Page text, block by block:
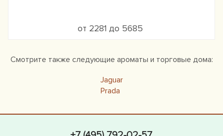
от 2281 до 5685
Смотрите также следующие ароматы и торговые дома:
Jaguar
Prada